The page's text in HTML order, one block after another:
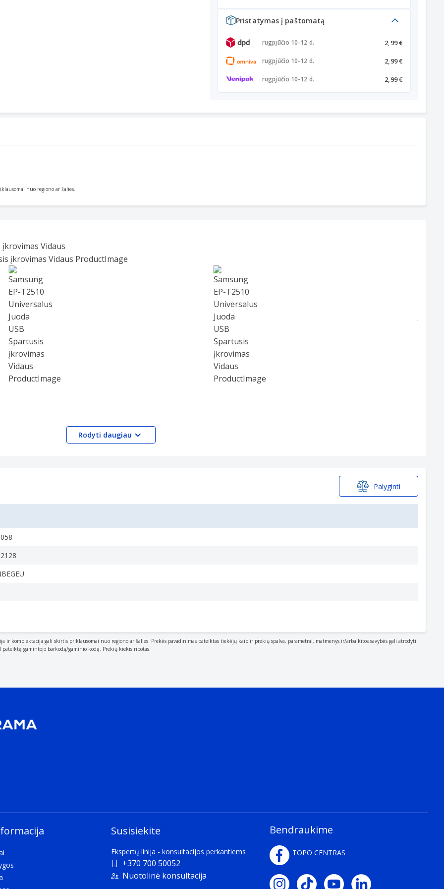
Pristatymas į paštomatą
rugpjūčio 10-12 d. 2,99 €
rugpjūčio 10-12 d. 2,99 €
rugpjūčio 10-12 d. 2,99 €
nuo regiono ar šalies.
įkrovimas Vidaus
Rodyti daugiau
Palyginti
komplektacija gali skirtis priklausomai nuo regiono ar šalies. Prekės pavadinimas pateiktas tiekėjų kaip ir prekių spalva, parametrai, matmenys ir/arba kitos savybės gali atrodyti
gamintojo barkodą/gaminio kodą. Prekių kiekis ribotas.
Susisiekite
Ekspertų linija - konsultacijos perkantiems
+370 700 50052
Nuotolinė konsultacija
Bendraukime
TOPO CENTRAS